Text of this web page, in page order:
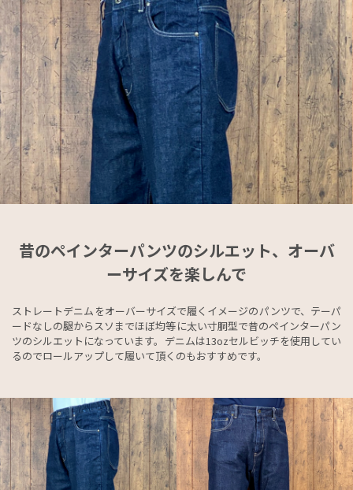
昔のペインターパンツのシルエット、オーバ
ーサイズを楽しんで
ストレートデニムをオーバーサイズで履くイメージのパンツで、テーパ
ードなしの腿からスソまでほぼ均等に太い寸胴型で昔のペインターパン
ツのシルエットになっています。デニムは13ozセルビッチを使用してい
るのでロールアップして履いて頂くのもおすすめです。